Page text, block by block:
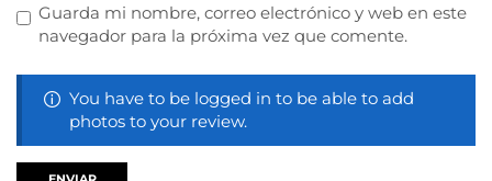
Guarda mi nombre, correo electrónico y web en este
navegador para la próxima vez que comente.
You have to be logged in to be able to add
photos to your review.